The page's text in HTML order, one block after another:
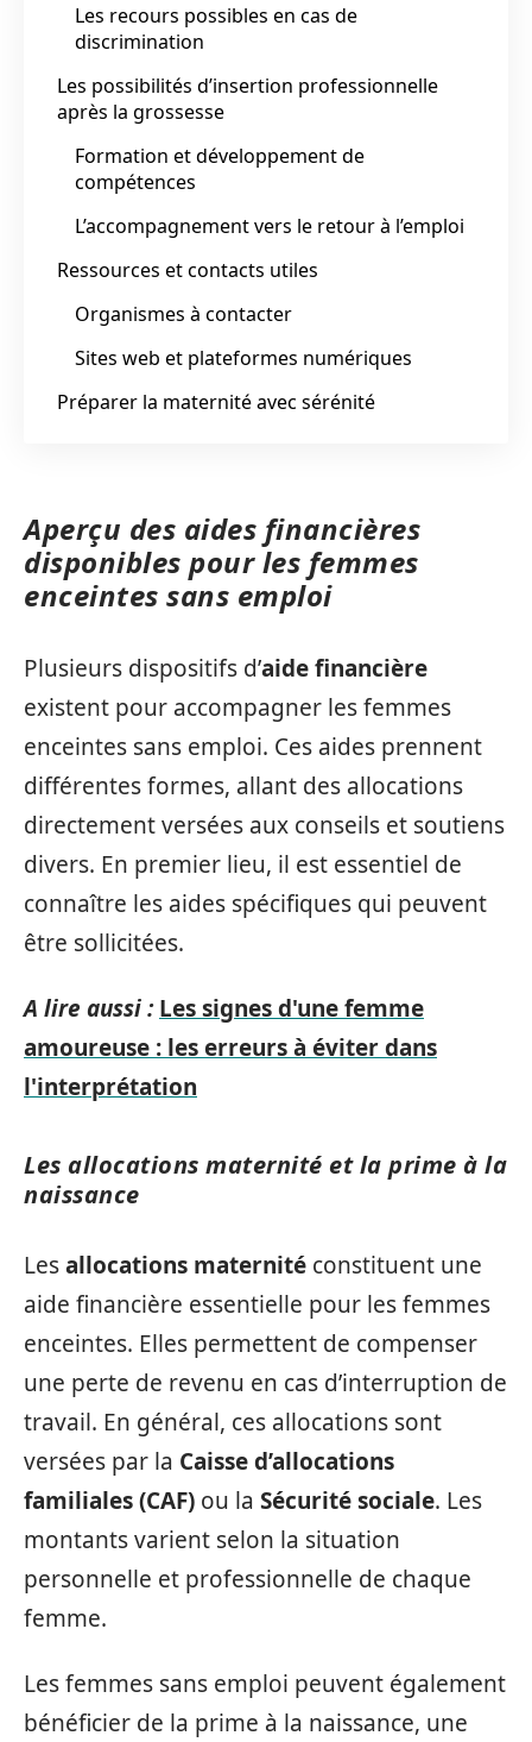
Les recours possibles en cas de
discrimination
Les possibilités d’insertion professionnelle
après la grossesse
Formation et développement de
compétences
L’accompagnement vers le retour à l’emploi
Ressources et contacts utiles
Organismes à contacter
Sites web et plateformes numériques
Préparer la maternité avec sérénité
Aperçu des aides financières
disponibles pour les femmes
enceintes sans emploi
Plusieurs dispositifs d’aide financière
existent pour accompagner les femmes
enceintes sans emploi. Ces aides prennent
différentes formes, allant des allocations
directement versées aux conseils et soutiens
divers. En premier lieu, il est essentiel de
connaître les aides spécifiques qui peuvent
être sollicitées.
A lire aussi : Les signes d'une femme
amoureuse : les erreurs à éviter dans
l'interprétation
Les allocations maternité et la prime à la
naissance
Lesallocations maternité constituent une
aide financière essentielle pour les femmes
enceintes. Elles permettent de compenser
une perte de revenu en cas d’interruption de
travail. En général, ces allocations sont
versées par la Caisse d’allocations
familiales (CAF) ou la Sécurité sociale. Les
montants varient selon la situation
personnelle et professionnelle de chaque
femme.
Les femmes sans emploi peuvent également
bénéficier de la prime à la naissance, une